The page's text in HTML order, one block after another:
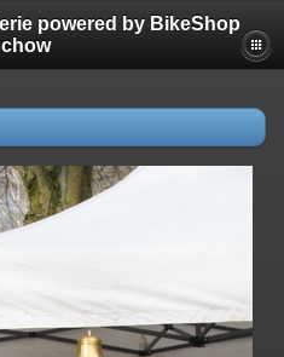
powered by BikeShop